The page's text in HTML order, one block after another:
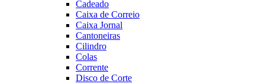
Cadeado
Caixa de Correio
Caixa Jornal
Cantoneiras
Cilindro
Colas
Corrente
Disco de Corte